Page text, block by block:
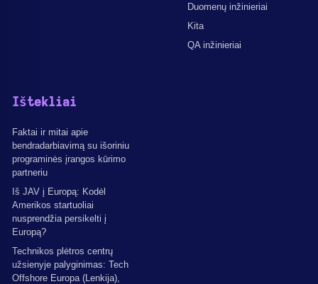
Duomenų inžinieriai
Kita
QA inžinieriai
Ištekliai
Faktai ir mitai apie
bendradarbiavimą su išoriniu
programinės įrangos kūrimo
partneriu
Iš JAV į Europą: Kodėl
Amerikos startuoliai
nusprendžia persikelti į
Europą?
Technikos plėtros centrų
užsienyje palyginimas: Tech
Offshore Europa (Lenkija),